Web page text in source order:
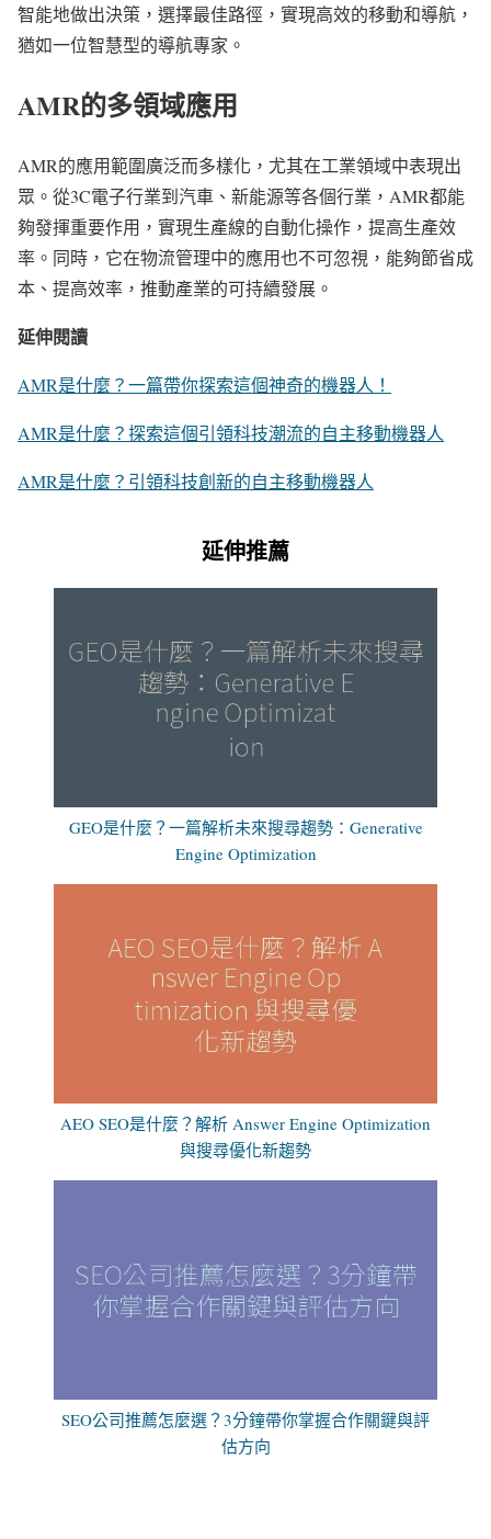
智能地做出決策，選擇最佳路徑，實現高效的移動和導航，
猶如一位智慧型的導航專家。
AMR的多領域應用
AMR的應用範圍廣泛而多樣化，尤其在工業領域中表現出
眾。從3C電子行業到汽車、新能源等各個行業，AMR都能
夠發揮重要作用，實現生產線的自動化操作，提高生產效
率。同時，它在物流管理中的應用也不可忽視，能夠節省成
本、提高效率，推動產業的可持續發展。
延伸閱讀
AMR是什麼？一篇帶你探索這個神奇的機器人！
AMR是什麼？探索這個引領科技潮流的自主移動機器人
AMR是什麼？引領科技創新的自主移動機器人
延伸推薦
GEO是什麼？一篇解析未來搜尋趨勢：Generative
Engine Optimization
AEO SEO是什麼？解析 Answer Engine Optimization
與搜尋優化新趨勢
SEO公司推薦怎麼選？3分鐘帶你掌握合作關鍵與評
估方向